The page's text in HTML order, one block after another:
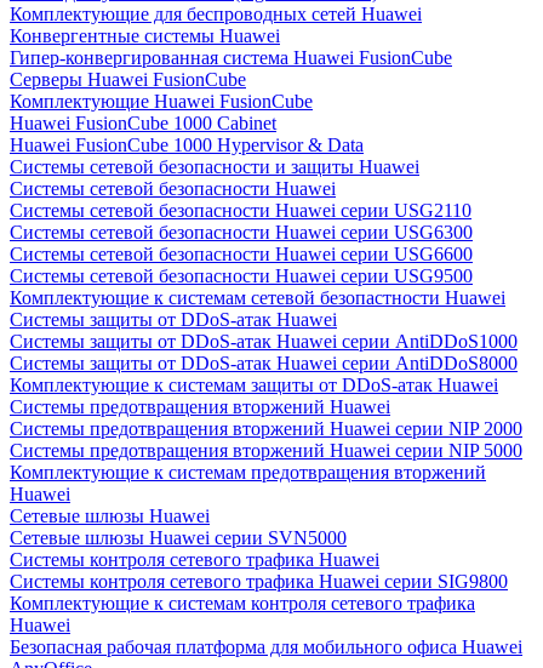
Комплектующие для беспроводных сетей Huawei
Конвергентные системы Huawei
Гипер-конвергированная система Huawei FusionCube
Серверы Huawei FusionCube
Комплектующие Huawei FusionCube
Huawei FusionCube 1000 Cabinet
Huawei FusionCube 1000 Hypervisor & Data
Системы сетевой безопасности и защиты Huawei
Системы сетевой безопасности Huawei
Системы сетевой безопасности Huawei серии USG2110
Системы сетевой безопасности Huawei серии USG6300
Системы сетевой безопасности Huawei серии USG6600
Системы сетевой безопасности Huawei серии USG9500
Комплектующие к системам сетевой безопастности Huawei
Системы защиты от DDoS-атак Huawei
Системы защиты от DDoS-атак Huawei серии AntiDDoS1000
Системы защиты от DDoS-атак Huawei серии AntiDDoS8000
Комплектующие к системам защиты от DDoS-атак Huawei
Системы предотвращения вторжений Huawei
Системы предотвращения вторжений Huawei серии NIP 2000
Системы предотвращения вторжений Huawei серии NIP 5000
Комплектующие к системам предотвращения вторжений
Huawei
Сетевые шлюзы Huawei
Сетевые шлюзы Huawei серии SVN5000
Системы контроля сетевого трафика Huawei
Системы контроля сетевого трафика Huawei серии SIG9800
Комплектующие к системам контроля сетевого трафика
Huawei
Безопасная рабочая платформа для мобильного офиса Huawei